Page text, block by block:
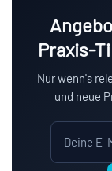
Praxis-
Nur wenn's
und neue